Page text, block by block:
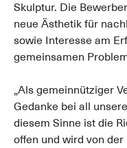
Skulptur. Die
neue Ästhetik für
sowie Interesse am
gemeinsamen
„Als gemeinnütziger
Gedanke bei all
diesem Sinne ist die
offen und wird von